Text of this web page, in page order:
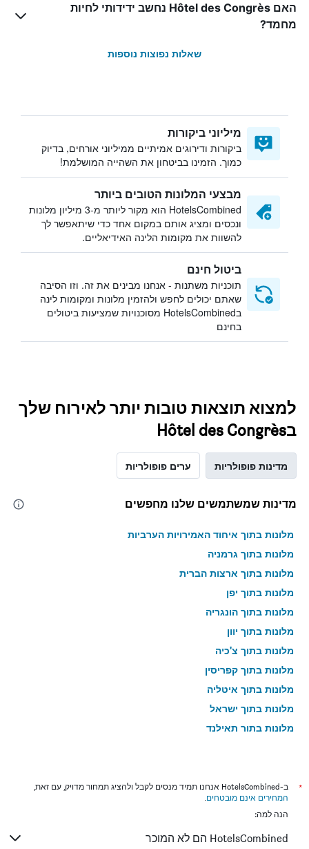
האם Hôtel des Congrès נחשב ידידותי לחיות
מחמד?
שאלות נפוצות נוספות
מיליוני ביקורות
ביקורות ודירוגים אמיתיים ממיליוני אורחים, בדיוק
כמוך. הזמינו בביטחון את השהייה המושלמת!
מבצעי המלונות הטובים ביותר
HotelsCombined הוא מקור ליותר מ-3 מיליון מלונות
ונכסים ומציג אותם במקום אחד כדי שיתאפשר לך
להשוות את מקומות הלינה האידיאליים.
ביטול חינם
תוכניות משתנות - אנחנו מבינים את זה. וזו הסיבה
שאתם יכולים לחפש ולהזמין מלונות ומקומות לינה
בHotelsCombined מסוכנויות שמציעות ביטולים
בחינם
למצוא תוצאות טובות יותר לאירוח שלך
בHôtel des Congrès
מדינות פופולריות ערים פופולריות
מדינות שמשתמשים שלנו מחפשים
מלונות בתוך איחוד האמירויות הערביות
מלונות בתוך גרמניה
מלונות בתוך ארצות הברית
מלונות בתוך יפן
מלונות בתוך הונגריה
מלונות בתוך יוון
מלונות בתוך צ'כיה
מלונות בתוך קפריסין
מלונות בתוך איטליה
מלונות בתוך ישראל
מלונות בתוך תאילנד
*
ב-HotelsCombined אנחנו תמיד מנסים לקבל ולהציג תמחור מדויק, עם זאת,
המחירים אינם מובטחים.
הנה למה:
HotelsCombined הם לא המוכר